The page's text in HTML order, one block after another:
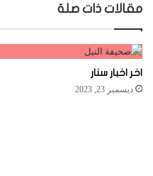
مقالات ذات صلة
اخر اخبار سنار
ديسمبر 23, 2023